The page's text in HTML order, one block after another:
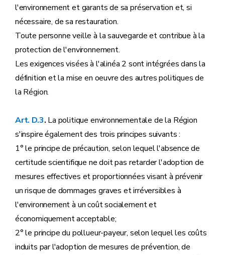
l'environnement et garants de sa préservation et, si
nécessaire, de sa restauration.
Toute personne veille à la sauvegarde et contribue à la
protection de l'environnement.
Les exigences visées à l'alinéa 2 sont intégrées dans la
définition et la mise en oeuvre des autres politiques de
la Région.
Art. D.3. La politique environnementale de la Région
s'inspire également des trois principes suivants :
1° le principe de précaution, selon lequel l'absence de
certitude scientifique ne doit pas retarder l'adoption de
mesures effectives et proportionnées visant à prévenir
un risque de dommages graves et irréversibles à
l'environnement à un coût socialement et
économiquement acceptable;
2° le principe du pollueur-payeur, selon lequel les coûts
induits par l'adoption de mesures de prévention, de